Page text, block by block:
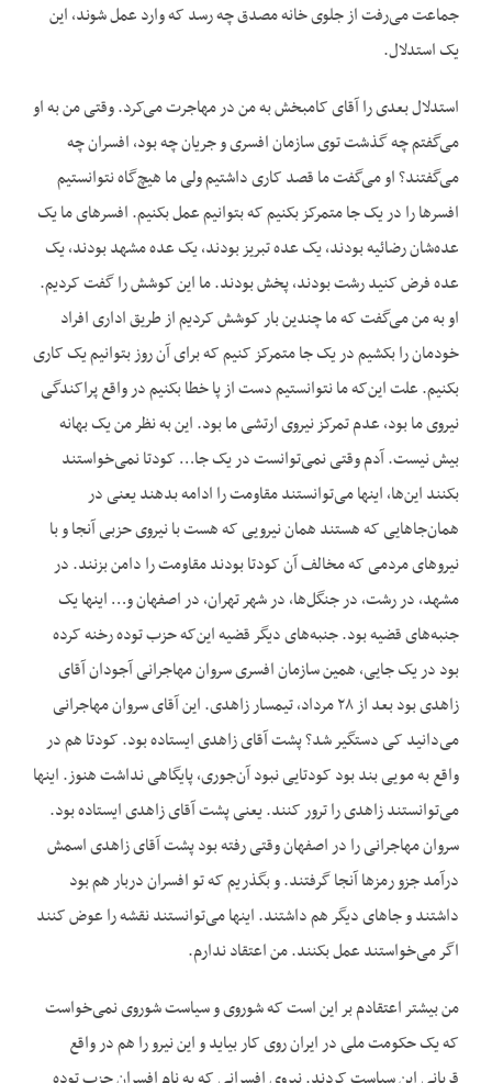
جماعت می‌رفت از جلوی خانه مصدق چه رسد که وارد عمل شوند، این
یک استدلال.
استدلال بعدی را آقای کامبخش به من در مهاجرت می‌کرد. وقتی من به او
می‌گفتم چه گذشت توی سازمان افسری و جریان چه بود، افسران چه
می‌گفتند؟ او می‌گفت ما قصد کاری داشتیم ولی ما هیچ‌گاه نتوانستیم
افسرها را در یک جا متمرکز بکنیم که بتوانیم عمل بکنیم. افسرهای ما یک
عده‌شان رضائیه بودند، یک عده تبریز بودند، یک عده مشهد بودند، یک
عده فرض کنید رشت بودند، پخش بودند. ما این کوشش را گفت کردیم.
او به من می‌گفت که ما چندین بار کوشش کردیم از طریق اداری افراد
خودمان را بکشیم در یک جا متمرکز کنیم که برای آن روز بتوانیم یک کاری
بکنیم. علت این‌که ما نتوانستیم دست از پا خطا بکنیم در واقع پراکندگی
نیروی ما بود، عدم تمرکز نیروی ارتشی ما بود. این به نظر من یک بهانه
بیش نیست. آدم وقتی نمی‌توانست در یک جا… کودتا نمی‌خواستند
بکنند این‌ها، اینها می‌توانستند مقاومت را ادامه بدهند یعنی در
همان‌جاهایی که هستند همان نیرویی که هست با نیروی حزبی آنجا و با
نیروهای مردمی که مخالف آن کودتا بودند مقاومت را دامن بزنند. در
مشهد، در رشت، در جنگل‌ها، در شهر تهران، در اصفهان و… اینها یک
جنبه‌های قضیه بود. جنبه‌های دیگر قضیه این‌که حزب توده رخنه کرده
بود در یک جایی، همین سازمان افسری سروان مهاجرانی آجودان آقای
زاهدی بود بعد از ۲۸ مرداد، تیمسار زاهدی. این آقای سروان مهاجرانی
می‌دانید کی دستگیر شد؟ پشت آقای زاهدی ایستاده بود. کودتا هم در
واقع به مویی بند بود کودتایی نبود آن‌جوری، پایگاهی نداشت هنوز. اینها
می‌توانستند زاهدی را ترور کنند. یعنی پشت آقای زاهدی ایستاده بود.
سروان مهاجرانی را در اصفهان وقتی رفته بود پشت آقای زاهدی اسمش
درآمد جزو رمزها آنجا گرفتند. و بگذریم که تو افسران دربار هم بود
داشتند و جاهای دیگر هم داشتند. اینها می‌توانستند نقشه را عوض کنند
اگر می‌خواستند عمل بکنند. من اعتقاد ندارم.
من بیشتر اعتقادم بر این است که شوروی و سیاست شوروی نمی‌خواست
که یک حکومت ملی در ایران روی کار بیاید و این نیرو را هم در واقع